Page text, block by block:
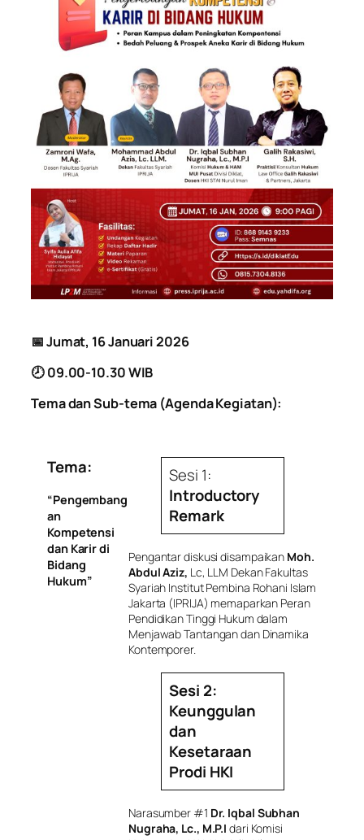
📅Jumat, 16 Januari 2026
🕗 09.00-10.30 WIB
Tema dan Sub-tema (Agenda Kegiatan):
Tema:
“Pengembang
an
Kompetensi
dan Karir di
Bidang
Hukum”
Sesi 1:
Introductory
Remark
Pengantar diskusi disampaikan Moh.
Abdul Aziz, Lc, LLM Dekan Fakultas
Syariah Institut Pembina Rohani Islam
Jakarta (IPRIJA) memaparkan Peran
Pendidikan Tinggi Hukum dalam
Menjawab Tantangan dan Dinamika
Kontemporer.
Sesi 2:
Keunggulan
dan
Kesetaraan
Prodi HKI
Narasumber #1 Dr. Iqbal Subhan
Nugraha, Lc., M.P.I dari Komisi